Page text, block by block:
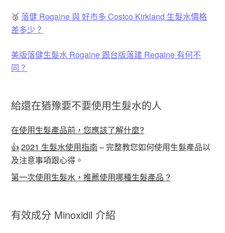
🥉 落健 Rogaine 與 好市多 Costco Kirkland 生髮水價格
差多少？
美版落健生髮水 Rogaine 跟台版落建 Regaine 有何不
同？
給還在猶豫要不要使用生髮水的人
在使用生髮產品前，您應該了解什麼?
👍 2021 生髮水使用指南 – 完整教您如何使用生髮產品以
及注意事項跟心得。
第一次使用生髮水，推薦使用哪種生髮產品 ?
有效成分 Minoxidil 介紹